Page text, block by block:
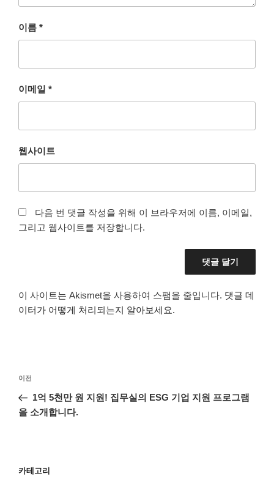
이름 *
이메일 *
웹사이트
다음 번 댓글 작성을 위해 이 브라우저에 이름, 이메일,
그리고 웹사이트를 저장합니다.
이 사이트는 Akismet을 사용하여 스팸을 줄입니다. 댓글 데
이터가 어떻게 처리되는지 알아보세요.
색
이
전
글
이전
1억 5천만 원 지원! 집무실의 ESG 기업 지원 프로그램
을 소개합니다.
카테고리